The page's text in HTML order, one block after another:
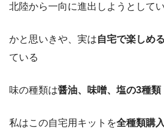
北陸から一向に進出しようとして
かと思いきや、実は自宅で楽しめ
ている
味の種類は醤油、味噌、塩の3種類
私はこの自宅用キットを全種類購入